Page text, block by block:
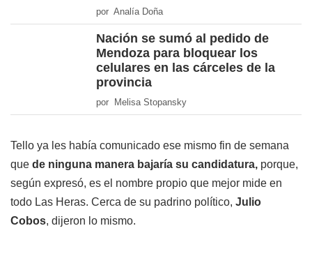
por Analía Doña
Nación se sumó al pedido de
Mendoza para bloquear los
celulares en las cárceles de la
provincia
por Melisa Stopansky
Tello ya les había comunicado ese mismo fin de semana
que de ninguna manera bajaría su candidatura, porque,
según expresó, es el nombre propio que mejor mide en
todo Las Heras. Cerca de su padrino político, Julio
Cobos, dijeron lo mismo.